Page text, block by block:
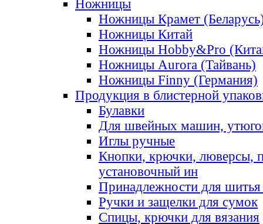
Ножницы
Ножницы Крамет
Ножницы Китай
Ножницы Hobby&Pro
Ножницы Aurora (Тайвань)
Ножницы Finny (Германия)
Продукция в блистерной
Булавки
Для швейных машин,
Иглы ручные
Кнопки, крючки, люверсы,
установочный ин
Принадлежности для шитья
Ручки и защелки для сумок
Спицы, крючки для вязания